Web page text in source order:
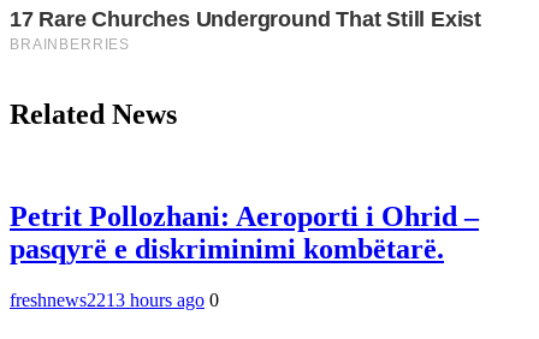
Related News
Petrit Pollozhani: Aeroporti i Ohrid –
pasqyrë e diskriminimi kombëtarë.
freshnews2213 hours ago 0